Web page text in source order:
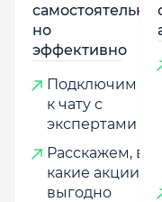
самостоятельно,
но
эффективно
Подключим
к чату с
экспертами
Расскажем, в
какие акции
выгодно